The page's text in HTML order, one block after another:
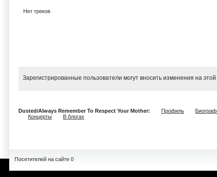
Нет треков
Зарегистрированные пользователи могут вносить изменения на
Dusted/Always Remember To Respect Your Mother: Профиль
Концерты
В блогах
Посетителей на сайте 0